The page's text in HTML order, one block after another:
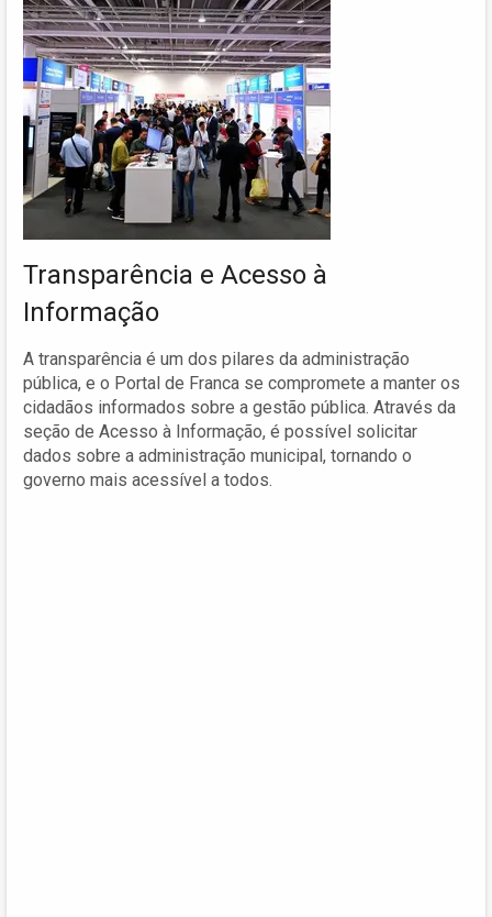
Transparência e Acesso à
Informação
A transparência é um dos pilares da administração
pública, e o Portal de Franca se compromete a manter os
cidadãos informados sobre a gestão pública. Através da
seção de Acesso à Informação, é possível solicitar
dados sobre a administração municipal, tornando o
governo mais acessível a todos.